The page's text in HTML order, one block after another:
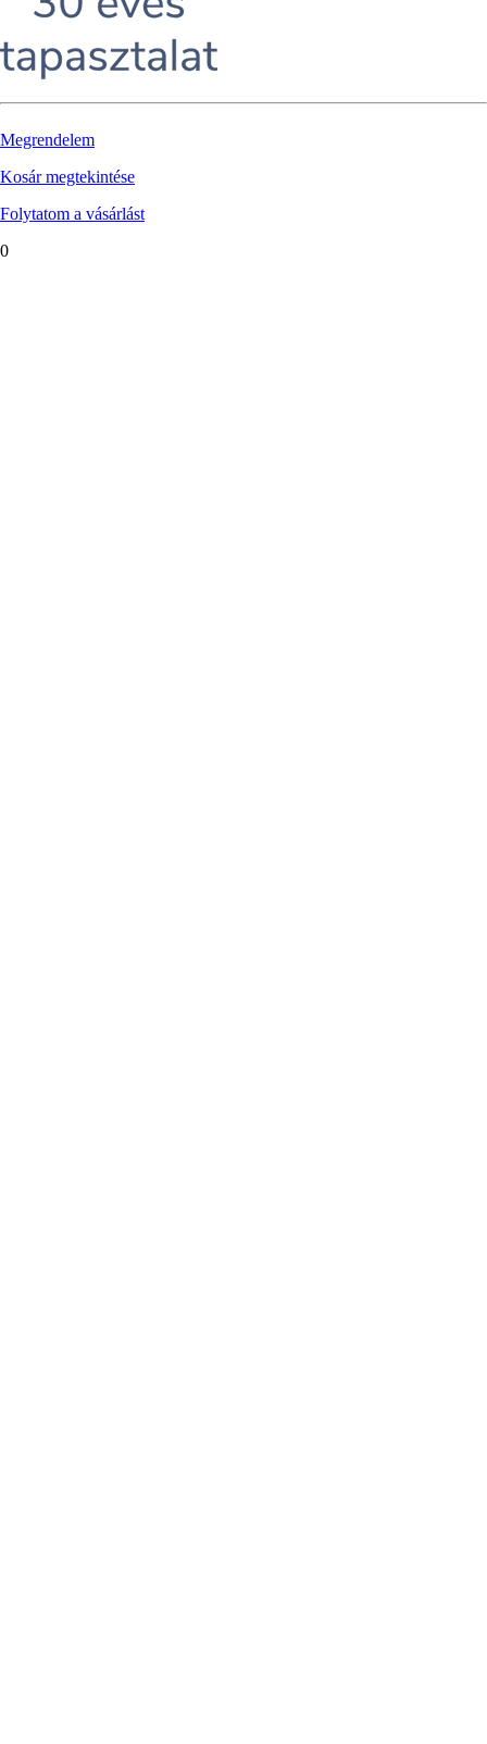
Megrendelem
Kosár megtekintése
Folytatom a vásárlást
0